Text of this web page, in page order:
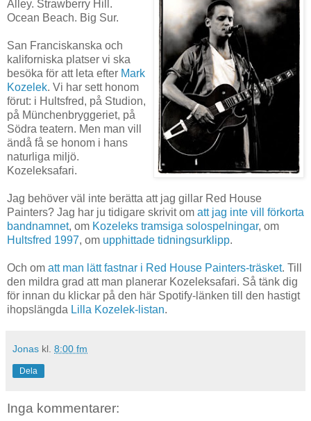
Alley. Strawberry Hill.
Ocean Beach. Big Sur.
San Franciskanska och
kaliforniska platser vi ska
besöka för att leta efter Mark
Kozelek. Vi har sett honom
förut: i Hultsfred, på Studion,
på Münchenbryggeriet, på
Södra teatern. Men man vill
ändå få se honom i hans
naturliga miljö.
Kozeleksafari.
Jag behöver väl inte berätta att jag gillar Red House
Painters? Jag har ju tidigare skrivit om att jag inte vill förkorta
bandnamnet, om Kozeleks tramsiga solospelningar, om
Hultsfred 1997, om upphittade tidningsurklipp.
Och om att man lätt fastnar i Red House Painters-träsket. Till
den mildra grad att man planerar Kozeleksafari. Så tänk dig
för innan du klickar på den här Spotify-länken till den hastigt
ihopslängda Lilla Kozelek-listan.
Jonas kl. 8:00 fm
Dela
Inga kommentarer: